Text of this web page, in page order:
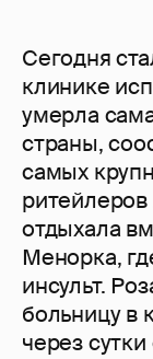
Сегодня
клинике
умерла
страны,
самых
отдыхала
Менорка,
инсульт.
больницу в
через